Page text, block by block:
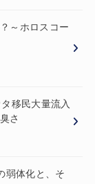
～ホロスコー
移民大量流入
さ
弱体化と、そ